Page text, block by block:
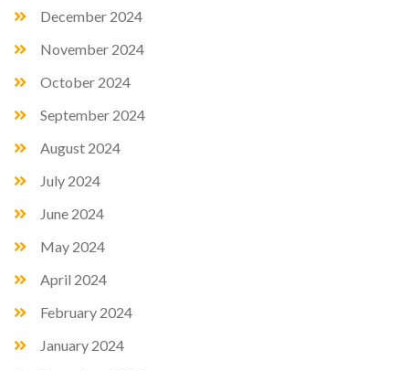
December 2024
November 2024
October 2024
September 2024
August 2024
July 2024
June 2024
May 2024
April 2024
February 2024
January 2024